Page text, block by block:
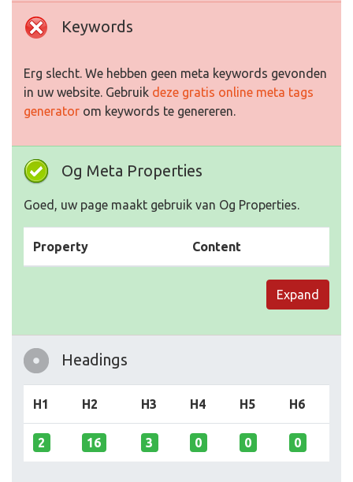
Keywords
Erg slecht. We hebben geen meta keywords gevonden
in uw website. Gebruik deze gratis online meta tags
generator om keywords te genereren.
Og Meta Properties
Goed, uw page maakt gebruik van Og Properties.
Property Content
Expand
Headings
H1 H2 H3 H4 H5 H6
2 16 3 0 0 0